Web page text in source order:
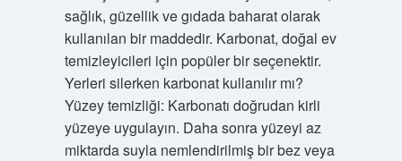
sağlık, güzellik ve gıdada baharat olarak
kullanılan bir maddedir. Karbonat, doğal ev
temizleyicileri için popüler bir seçenektir.
Yerleri silerken karbonat kullanılır mı?
Yüzey temizliği: Karbonatı doğrudan kirli
yüzeye uygulayın. Daha sonra yüzeyi az
miktarda suyla nemlendirilmiş bir bez veya